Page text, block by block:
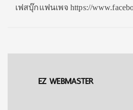
เฟสบุ๊กแฟนเพจ https://
EZ WEBMASTER